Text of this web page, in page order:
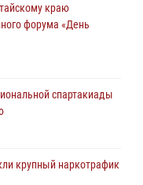
краю
форума «День
спартакиады
крупный наркотрафик